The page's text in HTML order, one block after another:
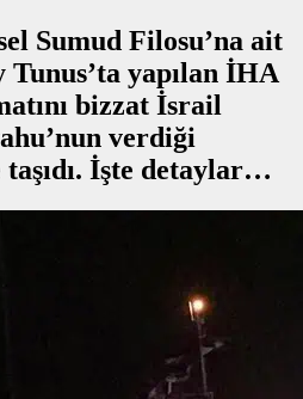
Sumud Filosu’na ait
Tunus’ta yapılan İHA
bizzat İsrail
verdiği
taşıdı. İşte detaylar…